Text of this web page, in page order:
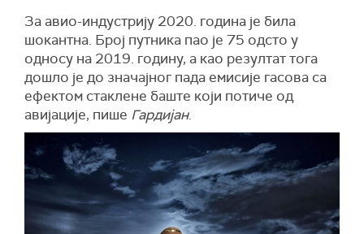
За авио-индустрију 2020. година је била
шокантна. Број путника пао је 75 одсто у
односу на 2019. годину, а као резултат тога
дошло је до значајног пада емисије гасова са
ефектом стаклене баште који потиче од
авијације, пише Гардијан.